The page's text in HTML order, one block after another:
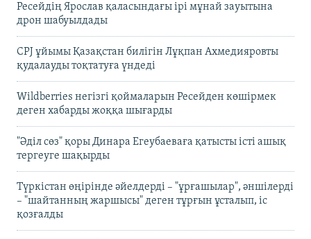
Ресейдің Ярослав қаласындағы ірі мұнай зауытына
дрон шабуылдады
CPJ ұйымы Қазақстан билігін Лұқпан Ахмедияровты
қудалауды тоқтатуға үндеді
Wildberries негізгі қоймаларын Ресейден көшірмек
деген хабарды жоққа шығарды
"Әділ сөз" қоры Динара Егеубаеваға қатысты істі ашық
тергеуге шақырды
Түркістан өңірінде әйелдерді – "ұрғашылар", әншілерді
– "шайтанның жаршысы" деген тұрғын ұсталып, іс
қозғалды